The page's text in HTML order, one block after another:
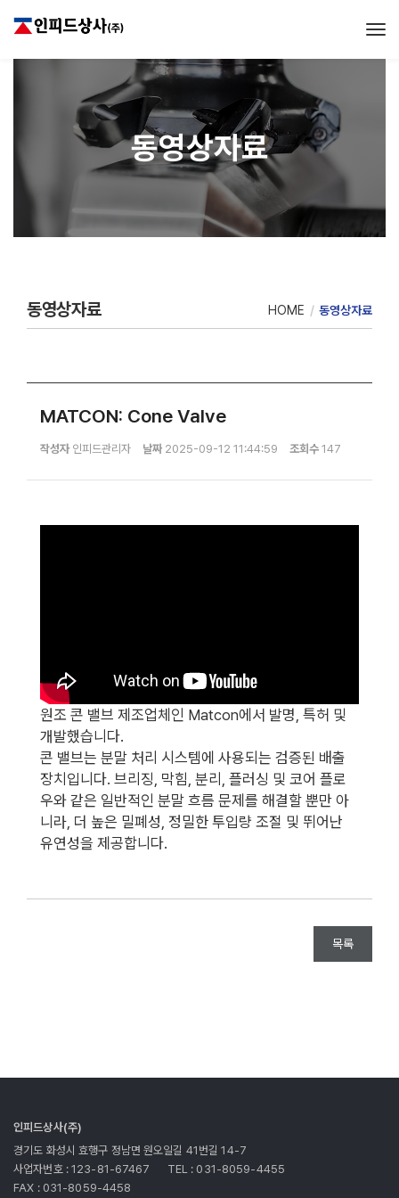
동영상자료
동영상자료 HOME 동영상자료
MATCON: Cone Valve
작성자인피드관리자 날짜 2025-09-12 11:44:59 조회수 147
원조 콘 밸브 제조업체인 Matcon에서 발명, 특허 및
개발했습니다.
콘 밸브는 분말 처리 시스템에 사용되는 검증된 배출
장치입니다. 브리징, 막힘, 분리, 플러싱 및 코어 플로
우와 같은 일반적인 분말 흐름 문제를 해결할 뿐만 아
니라, 더 높은 밀폐성, 정밀한 투입량 조절 및 뛰어난
유연성을 제공합니다.
목록
인피드상사(주)
경기도 화성시 효행구 정남면 원오일길 41번길 14-7
사업자번호 : 123-81-67467
TEL : 031-8059-4455
FAX : 031-8059-4458